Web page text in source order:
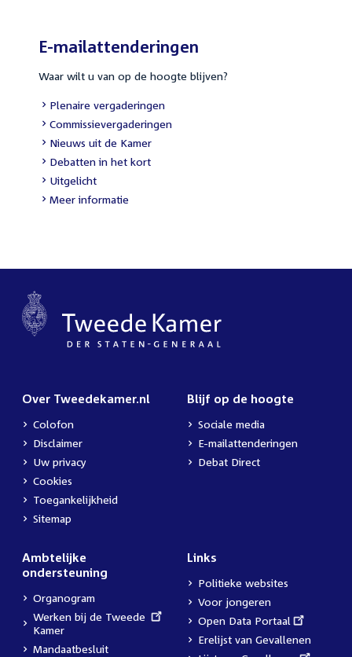
E-mailattenderingen
Waar wilt u van op de hoogte blijven?
External
link:
Plenaire vergaderingen
External
link:
Commissievergaderingen
External
link:
Nieuws uit de Kamer
External
link:
Debatten in het kort
External
link:
Uitgelicht
Meer informatie
Over Tweedekamer.nl
Colofon
Disclaimer
Uw privacy
Cookies
Toegankelijkheid
Sitemap
Blijf op de hoogte
Sociale media
E-mailattenderingen
Debat Direct
Ambtelijke
ondersteuning
Organogram
External
link:
Werken bij de Tweede
Kamer
Mandaatbesluit
Links
Politieke websites
Voor jongeren
External
link:
Open Data Portaal
Erelijst van Gevallenen